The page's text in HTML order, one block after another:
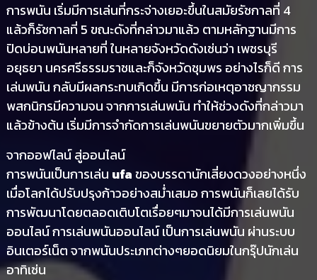
การพนัน เริ่มมีการเล่นที่กระจ่างเยอะขึ้นในสมัยรัชกาลที่ 4
แล้วก็รัชกาลที่ 5 ขณะดังที่กล่าวมาแล้ว ตามหลักฐานมีการ
ปิดบ่อนพนันหลายที่ ในหลายจังหวัดดังเช่นว่า เพชรบุรี
อยุธยา นครศรีธรรมราชและก็จังหวัดชุมพร อย่างไรก็ดี การ
เล่นพนัน กลับมีผลกระทบเกิดขึ้น มีการก่อเหตุอาชญากรรม
พสกนิกรมีความจน จากการเล่นพนัน ทำให้ช่วงดังที่กล่าวมา
แล้วข้างต้น เริ่มมีการจำกัดการเล่นพนันขยายตัวมากเพิ่มขึ้น
จากออฟไลน์ สู่ออนไลน์
การพนันเป็นการเล่น ufaของบรรดานักเสี่ยงดวงอย่างหนึ่ง
เมื่อโลกได้ปรับปรุงก้าวอย่างสม่ำเสมอ การพนันก็เลยได้รับ
การพัฒนาโดยตลอดเติบโตเรื่อยๆมาจนได้มีการเล่นพนัน
ออนไลน์ การเล่นพนันออนไลน์ เป็นการเล่นพนัน ผ่านระบบ
อินเตอร์เน็ต จากพนันประเภทต่างๆยอดนิยมในกรุ๊ปนักเล่น
อาทิเช่น